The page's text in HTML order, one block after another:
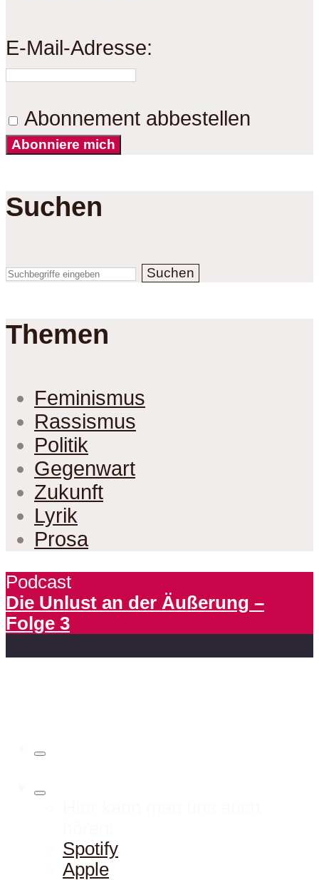
E-Mail-Adresse:
Abonnement abbestellen
Abonniere mich
Suchen
Suchen
Themen
Feminismus
Rassismus
Politik
Gegenwart
Zukunft
Lyrik
Prosa
Podcast
Die Unlust an der Äußerung –
Folge 3
Spotify
Apple